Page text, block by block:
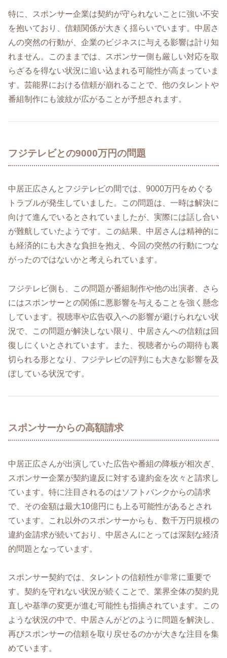
特に、スポンサー企業は契約が守られないことに強い不安
を抱いており、信頼関係が大きく揺らいでいます。中居さ
んの突然の行動が、企業のビジネスに与える影響は計り知
れません。このままでは、スポンサー側も厳しい対応を取
らざるを得ない状況に追い込まれる可能性が高まっていま
す。芸能界における信頼が崩れることで、他のタレントや
番組制作にも波紋が広がることが予想されます。
フジテレビとの9000万円の問題
中居正広さんとフジテレビの間では、9000万円をめぐる
トラブルが発生していました。この問題は、一時は解決に
向けて進んでいるとされていましたが、実際には話し合い
が難航していたようです。この結果、中居さんは精神的に
も経済的にも大きな負担を抱え、今回の突然の行動につな
がったのではないかと考えられています。
フジテレビ側も、この問題が番組制作や他の出演者、さら
にはスポンサーとの関係に悪影響を与えることを強く懸念
しています。視聴率や広告収入への影響が避けられない状
況で、この問題が解決しない限り、中居さんへの信頼は回
復しにくいとされています。また、視聴者からの期待も裏
切られる形となり、フジテレビの評判にも大きな影響を及
ぼしている状況です。
スポンサーからの高額請求
中居正広さんが出演していた広告や番組の降板が相次ぎ、
スポンサー企業が契約違反に対する違約金を次々と請求し
ています。特に注目されるのはソフトバンクからの請求
で、その金額は最大10億円にも上る可能性があるとされ
ています。これ以外のスポンサーからも、数千万円規模の
違約金請求が続いており、中居さんにとっては深刻な経済
的問題となっています。
スポンサー契約では、タレントの信頼性が非常に重要で
す。契約を守れない状況が続くことで、業界全体の契約見
直しや基準の変更が進む可能性も指摘されています。この
ような状況の中で、中居さんがどのように問題を解決し、
再びスポンサーの信頼を取り戻せるのかが大きな注目を集
めています。